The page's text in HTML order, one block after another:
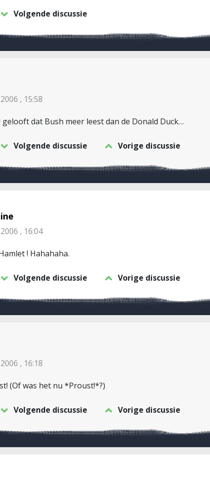
Volgende discussie
, 15:58
gelooft dat Bush meer leest dan de Donald Duck…
Volgende discussie Vorige discussie
, 16:04
! Hahahaha.
Volgende discussie Vorige discussie
, 16:18
(Of was het nu *Proust!*?)
Volgende discussie Vorige discussie